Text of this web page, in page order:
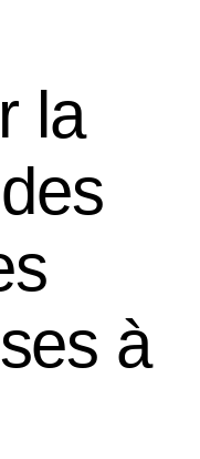
la
à